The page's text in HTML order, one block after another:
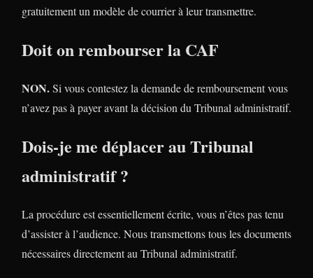
gratuitement un modèle de courrier à leur transmettre.
Doit on rembourser la CAF
NON.Si vous contestez la demande de remboursement vous
n’avez pas à payer avant la décision du Tribunal administratif.
Dois-je me déplacer au Tribunal
administratif ?
La procédure est essentiellement écrite, vous n’êtes pas tenu
d’assister à l’audience. Nous transmettons tous les documents
nécessaires directement au Tribunal administratif.